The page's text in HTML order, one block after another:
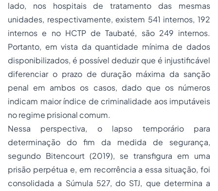
lado, nos hospitais de tratamento das mesmas
unidades, respectivamente, existem 541 internos, 192
internos e no HCTP de Taubaté, são 249 internos.
Portanto, em vista da quantidade mínima de dados
disponibilizados, é possível deduzir que é injustificável
diferenciar o prazo de duração máxima da sanção
penal em ambos os casos, dado que os números
indicam maior índice de criminalidade aos imputáveis
no regime prisional comum.
Nessa perspectiva, o lapso temporário para
determinação do fim da medida de segurança,
segundo Bitencourt (2019), se transfigura em uma
prisão perpétua e, em recorrência a essa situação, foi
consolidada a Súmula 527, do STJ, que determina a